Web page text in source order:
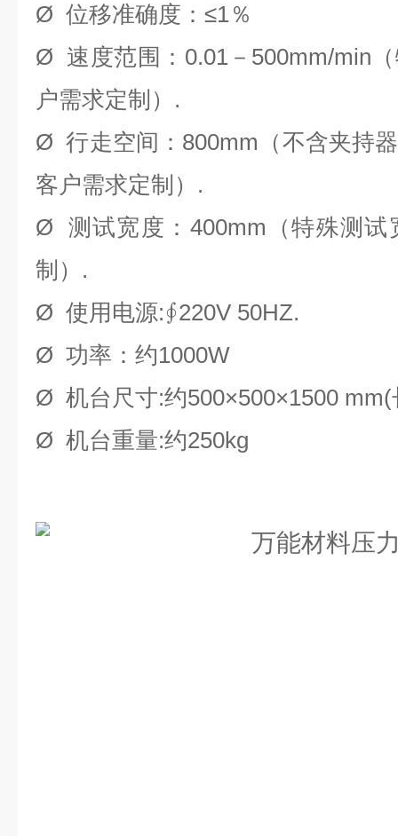
Ø 位移准确度：≤1％
Ø 速度范围：0.01－500mm/min
户需求定制）.
Ø 行走空间：800mm（不含夹持
客户需求定制）.
Ø 测试宽度：400mm（特殊测试
制）.
Ø 使用电源:∮220V 50HZ.
Ø 功率：约1000W
Ø 机台尺寸:约500×500×1500
Ø 机台重量:约250kg